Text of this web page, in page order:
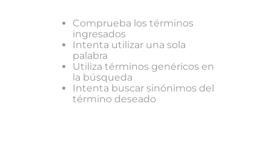
Comprueba los términos
ingresados
Intenta utilizar una sola
palabra
Utiliza términos genéricos en
la búsqueda
Intenta buscar sinónimos del
término deseado